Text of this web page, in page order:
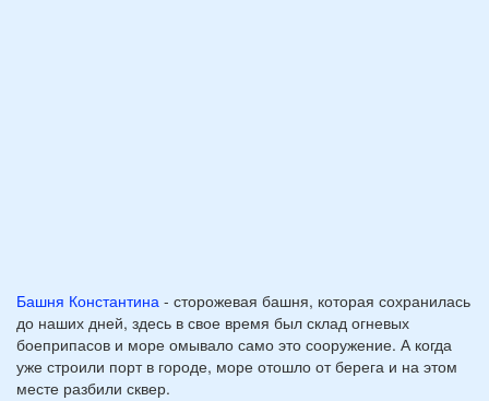
Башня Константина - сторожевая башня, которая сохранилась
до наших дней, здесь в свое время был склад огневых
боеприпасов и море омывало само это сооружение. А когда
уже строили порт в городе, море отошло от берега и на этом
месте разбили сквер.